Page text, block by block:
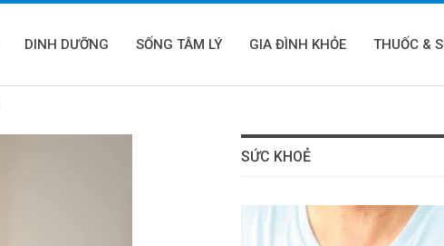
DINH DƯỠNG SỐNG TÂM LÝ GIA ĐÌNH KHỎE THUỐC &
SỨC KHOẺ